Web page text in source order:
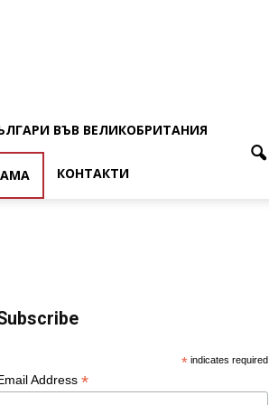
ВЪВ ВЕЛИКОБРИТАНИЯ
КОНТАКТИ
* indicates required
Address *